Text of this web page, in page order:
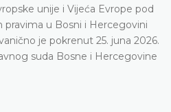
unije i Vijeća Evrope pod
pravima u Bosni i Hercegovini
je pokrenut 25. juna 2026.
suda Bosne i Hercegovine